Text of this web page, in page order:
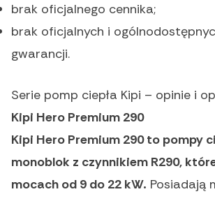
brak oficjalnego cennika;
brak oficjalnych i
gwarancji.
Serie pomp ciepła Kipi – opinie i
Kipi Hero Premium 290
Kipi Hero Premium 290 to pompy
monoblok z czynnikiem R290,
mocach od 9 do 22 kW. Posiadają